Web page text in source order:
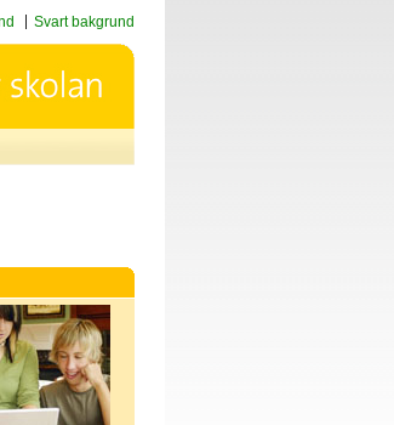
Svart bakgrund